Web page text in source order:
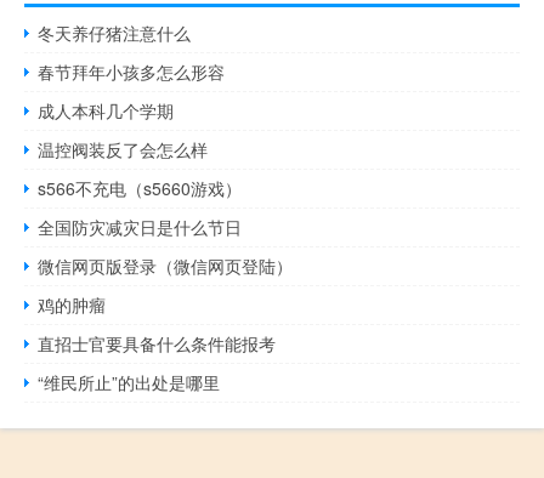
冬天养仔猪注意什么
春节拜年小孩多怎么形容
成人本科几个学期
温控阀装反了会怎么样
s566不充电（s5660游戏）
全国防灾减灾日是什么节日
微信网页版登录（微信网页登陆）
鸡的肿瘤
直招士官要具备什么条件能报考
“维民所止”的出处是哪里